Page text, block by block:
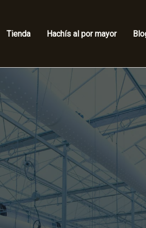
Tienda Hachís al por mayor